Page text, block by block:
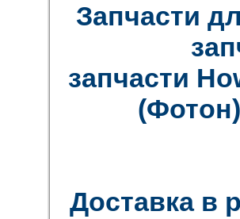
Запчасти
запчасти
Доставка в